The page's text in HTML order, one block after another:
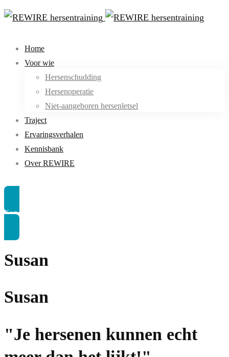
Home
Voor wie
Hersenschudding
Hersenoperatie
Niet-aangeboren hersenletsel
Traject
Ervaringsverhalen
Kennisbank
Over REWIRE
Kan ik meedoen
Kan ik meedoen
Susan
Susan
"Je hersenen kunnen echt